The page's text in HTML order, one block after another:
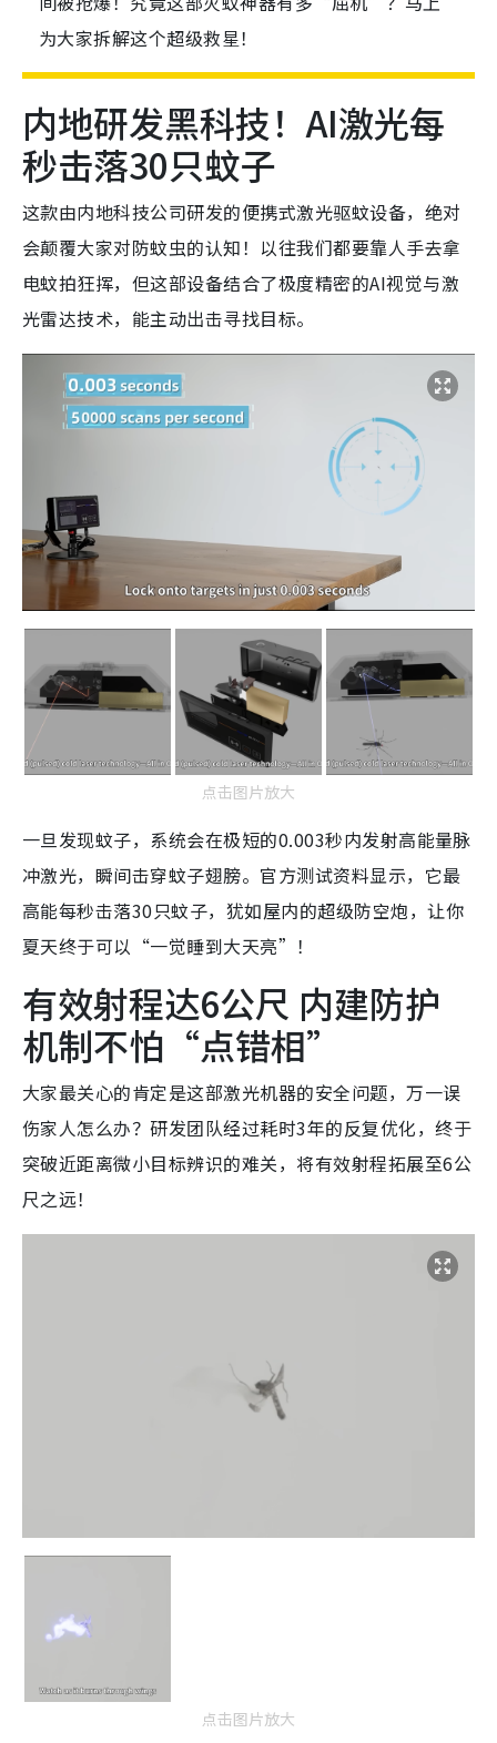
为大家拆解这个超级救星！
内地研发黑科技！AI激光每
秒击落30只蚊子
这款由内地科技公司研发的便携式激光驱蚊设备，绝对
会颠覆大家对防蚊虫的认知！以往我们都要靠人手去拿
电蚊拍狂挥，但这部设备结合了极度精密的AI视觉与激
光雷达技术，能主动出击寻找目标。
点击图片放大
一旦发现蚊子，系统会在极短的0.003秒内发射高能量脉
冲激光，瞬间击穿蚊子翅膀。官方测试资料显示，它最
高能每秒击落30只蚊子，犹如屋内的超级防空炮，让你
夏天终于可以“一觉睡到大天亮”！
有效射程达6公尺 内建防护
机制不怕“点错相”
大家最关心的肯定是这部激光机器的安全问题，万一误
伤家人怎么办？研发团队经过耗时3年的反复优化，终于
突破近距离微小目标辨识的难关，将有效射程拓展至6公
尺之远！
点击图片放大